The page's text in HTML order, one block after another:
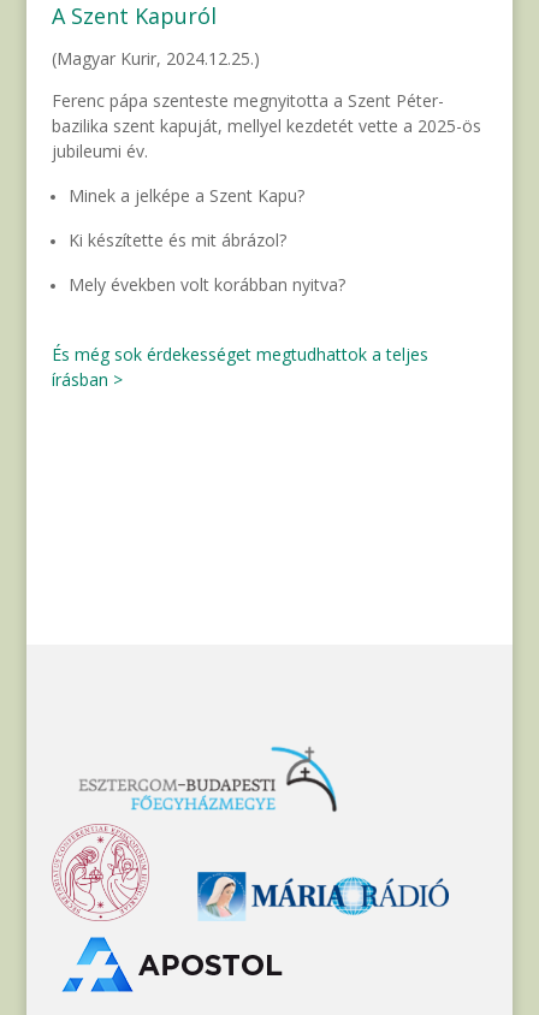
A Szent Kapuról
(Magyar Kurir, 2024.12.25.)
Ferenc pápa szenteste megnyitotta a Szent Péter-
bazilika szent kapuját, mellyel kezdetét vette a 2025-ös
jubileumi év.
Minek a jelképe a Szent Kapu?
Ki készítette és mit ábrázol?
Mely években volt korábban nyitva?
És még sok érdekességet megtudhattok a teljes
írásban >